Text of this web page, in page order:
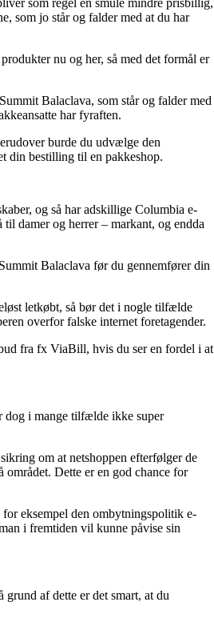
som jo står og falder med at du har
nu og her, så med det formål er
Balaclava, som står og falder med
har fyraften.
burde du udvælge den
din bestilling til en pakkeshop.
og så har adskillige Columbia e-
damer og herrer – markant, og endda
Balaclava før du gennemfører din
letkøbt, så bør det i nogle tilfælde
overfor falske internet foretagender.
fra fx ViaBill, hvis du ser en fordel i at
dog i mange tilfælde ikke super
om at netshoppen efterfølger de
Dette er en god chance for
eksempel den ombytningspolitik e-
i fremtiden vil kunne påvise sin
af dette er det smart, at du